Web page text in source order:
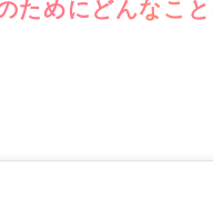
ためにどんなこ